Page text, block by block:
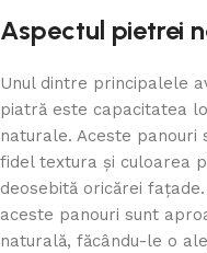
Aspectul pietrei
Unul dintre principalele
piatră este capacitatea
naturale. Aceste panouri
fidel textura și culoarea
deosebită oricărei
aceste panouri sunt
naturală, făcându-le o